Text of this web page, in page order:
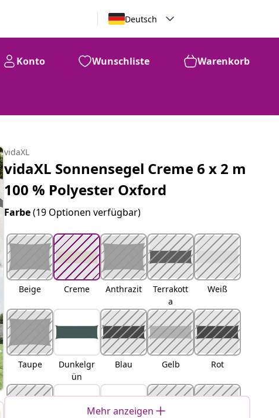
Deutsch
Konto Wunschliste Warenkorb
28 €
vidaXL
vidaXL Sonnensegel Creme 6 x 2 m
100 % Polyester Oxford
Farbe(19 Optionen verfügbar)
Beige Creme Anthrazit
Terrakott
a
Weiß
Taupe
Dunkelgr
ün
Blau Gelb Rot
Mehr anzeigen